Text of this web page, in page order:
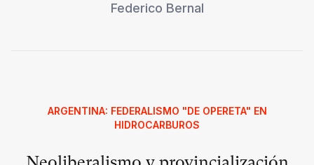
Federico Bernal
ARGENTINA: FEDERALISMO "DE OPERETA" EN
HIDROCARBUROS